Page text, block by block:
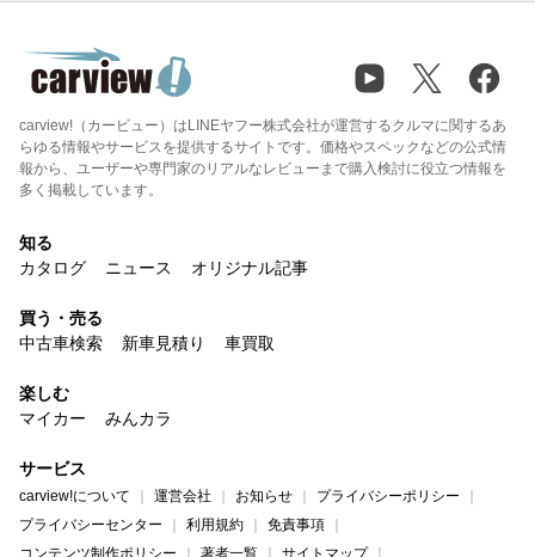
carview!（カービュー）はLINEヤフー株式会社が運営するクルマに関するあ
らゆる情報やサービスを提供するサイトです。価格やスペックなどの公式情
報から、ユーザーや専門家のリアルなレビューまで購入検討に役立つ情報を
多く掲載しています。
知る
カタログ
ニュース オリジナル記事
買う・売る
中古車検索
新車見積り 車買取
楽しむ
マイカー
みんカラ
サービス
carview!について 運営会社 お知らせ
プライバシーポリシー
プライバシーセンター
利用規約
免責事項
コンテンツ制作ポリシー
著者一覧 サイトマップ